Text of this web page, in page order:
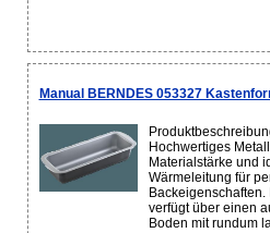
Manual BERNDES 053327
Hochwertiges
Materialstärke und
Wärmeleitung für
verfügt über einen
Boden mit rundum